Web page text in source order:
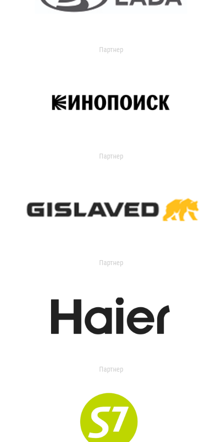
Партнер
Партнер
Партнер
Партнер